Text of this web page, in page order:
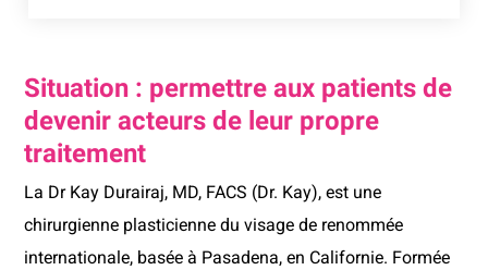
Situation : permettre aux patients de
devenir acteurs de leur propre
traitement
La Dr Kay Durairaj, MD, FACS (Dr. Kay), est une
chirurgienne plasticienne du visage de renommée
internationale, basée à Pasadena, en Californie. Formée